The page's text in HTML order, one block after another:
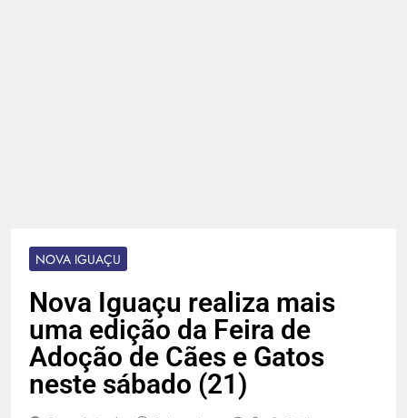
NOVA IGUAÇU
Nova Iguaçu realiza mais
uma edição da Feira de
Adoção de Cães e Gatos
neste sábado (21)